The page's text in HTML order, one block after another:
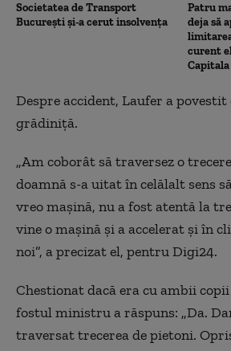
Societatea de Transport
București și-a cerut insolvența
Patru
deja să
curent
Capitala
Despre accident, Laufer a povestit
grădiniță.
„Am coborât să traversez o
doamnă s-a uitat în celălalt sens
vreo mașină, nu a fost atentă la
vine o mașină și a accelerat și în
noi”, a precizat el, pentru Digi24.
Chestionat dacă era cu ambii
fostul ministru a răspuns: „Da.
traversat trecerea de pietoni.